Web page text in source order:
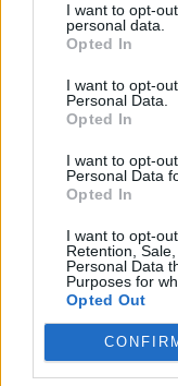
I want to opt-
personal data.
Opted In
I want to opt-
Personal Data.
Opted In
I want to opt-
Personal Data
Opted In
I want to opt-
Retention,
Personal Data
Purposes for
Opted Out
Felejtsd el a
házi trükk,
molylepkét
folyton repked
szaporodtak el –
szabadulhatsz meg...